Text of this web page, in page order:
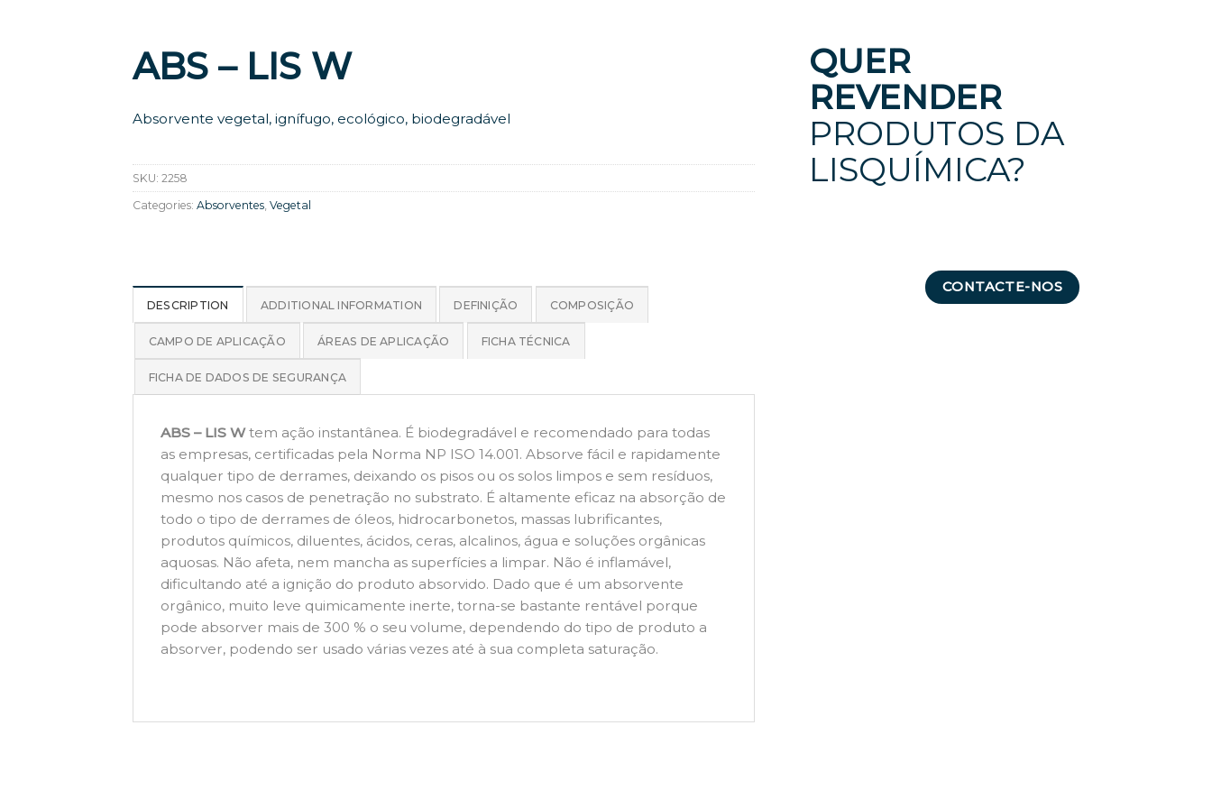
ABS – LIS W
Absorvente vegetal, ignífugo, ecológico, biodegradável
SKU: 2258
Categories: Absorventes, Vegetal
DESCRIPTION ADDITIONAL INFORMATION DEFINIÇÃO COMPOSIÇÃO
CAMPO DE APLICAÇÃO ÁREAS DE APLICAÇÃO FICHA TÉCNICA
FICHA DE DADOS DE SEGURANÇA
ABS – LIS Wtem ação instantânea. É biodegradável e recomendado para todas
as empresas, certificadas pela Norma NP ISO 14.001. Absorve fácil e rapidamente
qualquer tipo de derrames, deixando os pisos ou os solos limpos e sem resíduos,
mesmo nos casos de penetração no substrato. É altamente eficaz na absorção de
todo o tipo de derrames de óleos, hidrocarbonetos, massas lubrificantes,
produtos químicos, diluentes, ácidos, ceras, alcalinos, água e soluções orgânicas
aquosas. Não afeta, nem mancha as superfícies a limpar. Não é inflamável,
dificultando até a ignição do produto absorvido. Dado que é um absorvente
orgânico, muito leve quimicamente inerte, torna-se bastante rentável porque
pode absorver mais de 300 % o seu volume, dependendo do tipo de produto a
absorver, podendo ser usado várias vezes até à sua completa saturação.
QUER
REVENDER
PRODUTOS DA
LISQUÍMICA?
CONTACTE-NOS